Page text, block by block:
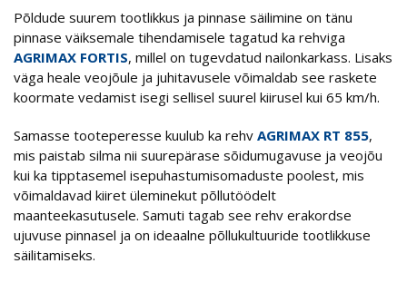
Põldude suurem tootlikkus ja pinnase säilimine on tänu
pinnase väiksemale tihendamisele tagatud ka rehviga
AGRIMAX FORTIS, millel on tugevdatud nailonkarkass. Lisaks
väga heale veojõule ja juhitavusele võimaldab see raskete
koormate vedamist isegi sellisel suurel kiirusel kui 65 km/h.
Samasse tooteperesse kuulub ka rehv AGRIMAX RT 855,
mis paistab silma nii suurepärase sõidumugavuse ja veojõu
kui ka tipptasemel isepuhastumisomaduste poolest, mis
võimaldavad kiiret üleminekut põllutöödelt
maanteekasutusele. Samuti tagab see rehv erakordse
ujuvuse pinnasel ja on ideaalne põllukultuuride tootlikkuse
säilitamiseks.